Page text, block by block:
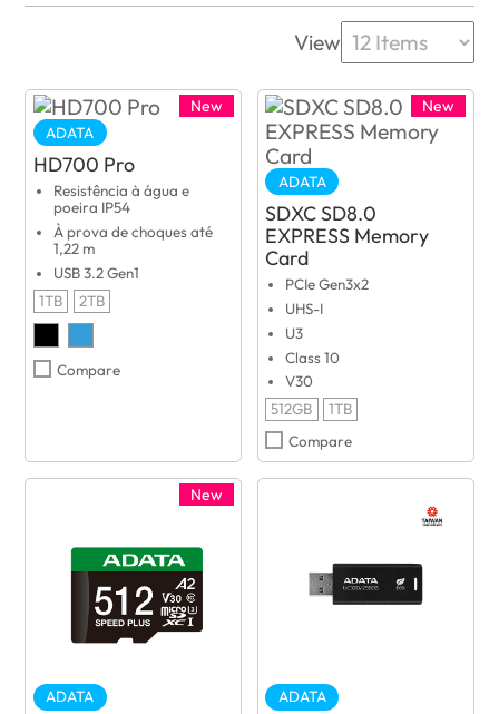
View
New
ADATA
HD700 Pro
Resistência à água e
poeira IP54
À prova de choques até
1,22 m
USB 3.2 Gen1
1TB
2TB
Compare
New
ADATA
SDXC SD8.0
EXPRESS Memory
Card
PCIe Gen3x2
UHS-I
U3
Class 10
V30
512GB
1TB
Compare
New
ADATA ADATA